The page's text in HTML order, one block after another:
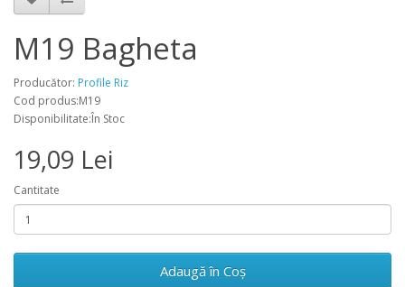
M19 Bagheta
Producător: Profile Riz
Cod produs:M19
Disponibilitate:În Stoc
19,09 Lei
Cantitate
Adaugă în Coş